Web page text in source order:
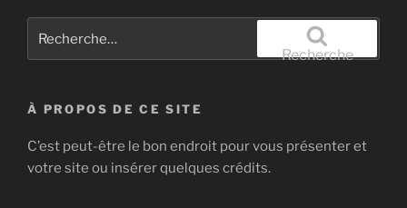
Recherche
À PROPOS DE CE SITE
C’est peut-être le bon endroit pour vous présenter et
votre site ou insérer quelques crédits.